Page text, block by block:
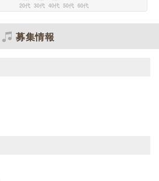
20代 30代 40代 50代 60代
募集情報